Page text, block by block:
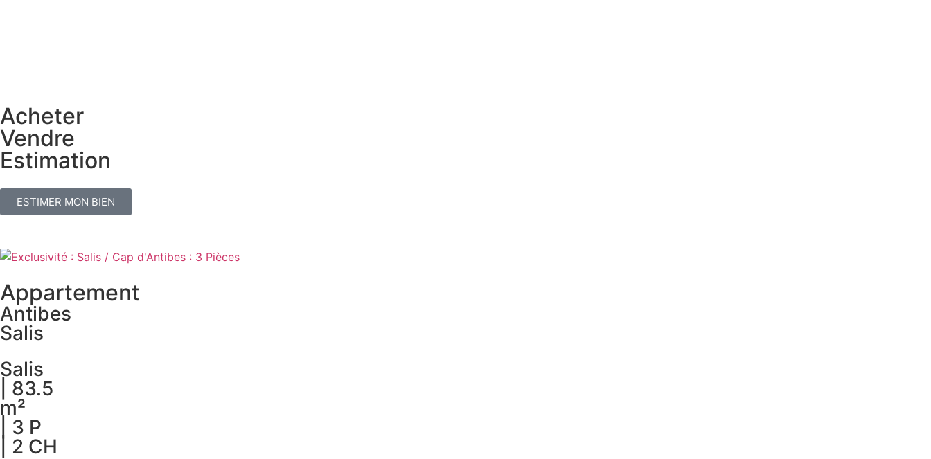
Acheter
Vendre
Estimation
ESTIMER MON BIEN
Appartement
Antibes
Salis
Salis
| 83.5
m²
| 3 P
| 2 CH